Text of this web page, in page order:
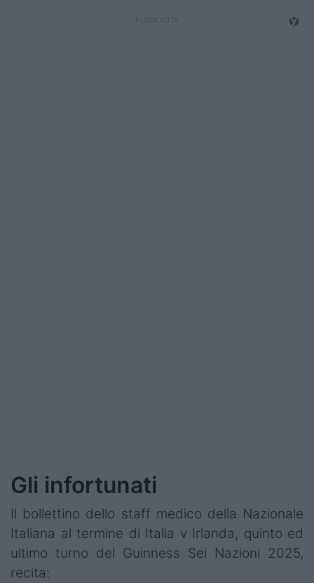
Gli infortunati
Il bollettino dello staff medico della Nazionale
Italiana al termine di Italia v Irlanda, quinto ed
ultimo turno del Guinness Sei Nazioni 2025,
recita: